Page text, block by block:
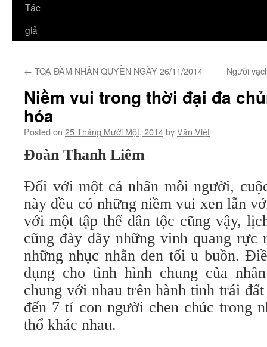
Tác
giả
← TOẠ ĐÀM NHÂN QUYỀN NGÀY 26/11/2014 Người
Niềm vui trong thời đại đa
hóa
Posted on 25 Tháng Mười Một, 2014byVăn Việt
Đoàn Thanh Liêm
Đối với một cá nhân mỗi người,
này đều có những niềm vui xen lẫn
với một tập thể dân tộc cũng vậy,
cũng đày dãy những vinh quang rực
những nhục nhằn đen tối u buồn.
dụng cho tình hình chung của
chung với nhau trên hành tinh trái
đến 7 tỉ con người chen chúc trong
thổ khác nhau.